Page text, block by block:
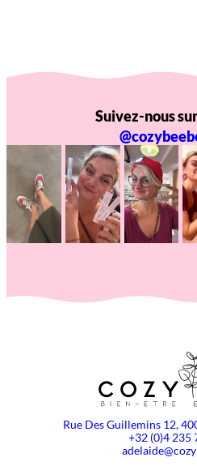
Suivez-nous
Rue Des Guillemins 12,
+32 (0)4 235